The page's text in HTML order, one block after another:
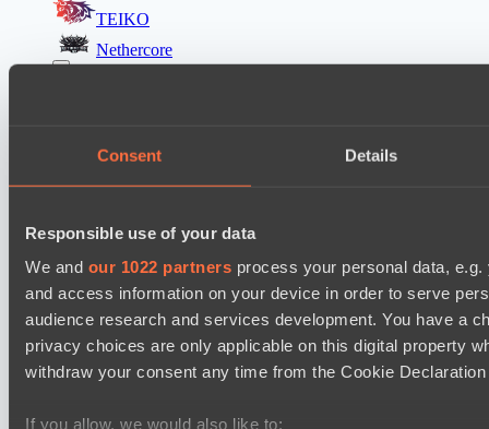
Consent Details
Responsible use of your data
We and our 1022 partners process your personal data,
and access information on your device in order to serve
audience research and services development. You have a
privacy choices are only applicable on this digital property
withdraw your consent any time from the Cookie
If you allow, we would also like to:
TEIKO
Nethercore
LV United
LSG
Lunar Vibes
Destiny League 2026 Season 48
Wild Bats